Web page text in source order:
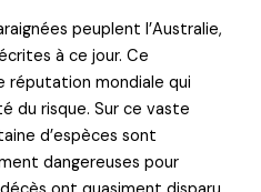
peuplent l’Australie,
à ce jour. Ce
réputation mondiale qui
du risque. Sur ce vaste
d’espèces sont
dangereuses pour